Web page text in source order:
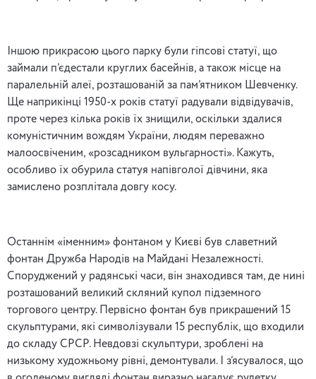
Іншою прикрасою цього парку були гіпсові статуї, що
займали п’єдестали круглих басейнів, а також місце на
паралельній алеї, розташованій за пам’ятником Шевченку.
Ще наприкінці 1950-х років статуї радували відвідувачів,
проте через кілька років їх знищили, оскільки здалися
комуністичним вождям України, людям переважно
малоосвіченим, «розсадником вульгарності». Кажуть,
особливо їх обурила статуя напівголої дівчини, яка
замислено розплітала довгу косу.
Останнім «іменним» фонтаном у Києві був славетний
фонтан Дружба Народів на Майдані Незалежності.
Споруджений у радянські часи, він знаходився там, де нині
розташований великий скляний купол підземного
торгового центру. Первісно фонтан був прикрашений 15
скульптурами, які символізували 15 республік, що входили
до складу СРСР. Невдовзі скульптури, зроблені на
низькому художньому рівні, демонтували. І з’ясувалося, що